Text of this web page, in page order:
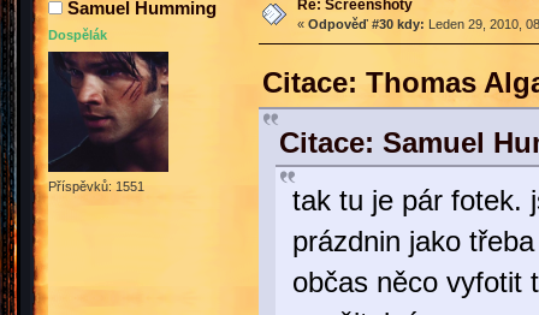
Samuel Humming
Dospělák
Příspěvků: 1551
Re: Screenshoty
« Odpověď #30 kdy: Leden 29, 2010,
Citace: Thomas
Citace: Samuel
tak tu je pár fotek.
prázdnin jako
občas něco vyfotit